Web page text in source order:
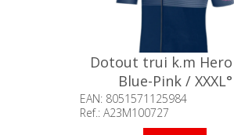
Dotout trui k.m Hero
Blue-Pink / XXXL°
EAN: 8051571125984
Ref.: A23M100727
Beschikbaarheid:: Niet